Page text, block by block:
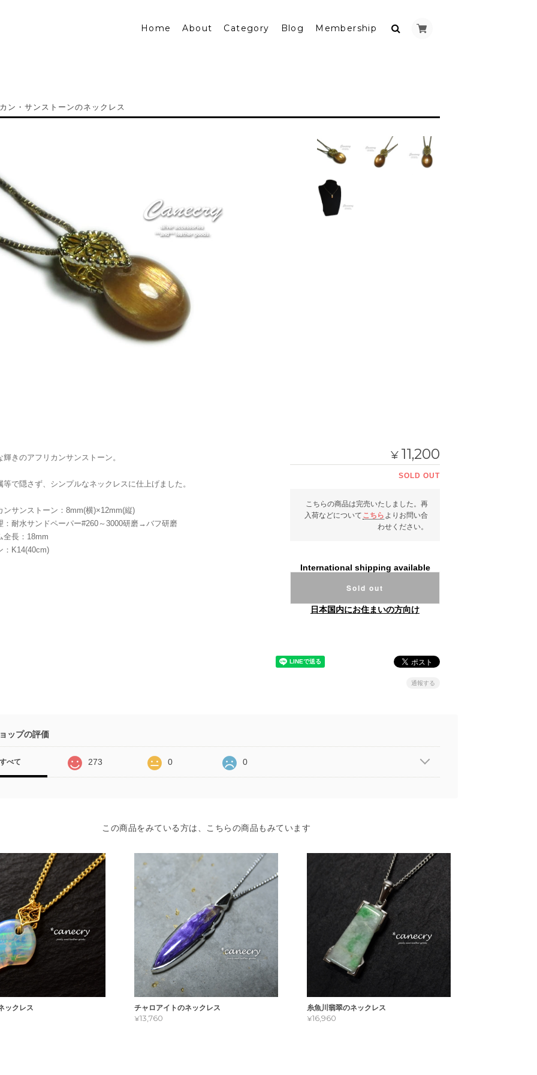
Home About Category Blog Membership
ン・サンストーンのネックレス
輝きのアフリカンサンストーン。
等で隠さず、シンプルなネックレスに仕上げました。
ンサンストーン：8mm(横)×12mm(縦)
：耐水サンドペーパー#260～3000研磨→バフ研磨
全長：18mm
：K14(40cm)
¥ 11,200
SOLD OUT
こちらの商品は完売いたしました。再
入荷などについて こちら よりお問い合
わせください。
International shipping available
Sold out
日本国内にお住まいの方向け
通報する
ップの評価
すべて 273 0 0
この商品をみている方は、こちらの商品もみています
ックレス チャロアイトのネックレス
¥13,760
糸魚川翡翠のネックレス
¥16,960